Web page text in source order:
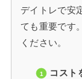
デイトレで安
ても重要です
ください。
コスト